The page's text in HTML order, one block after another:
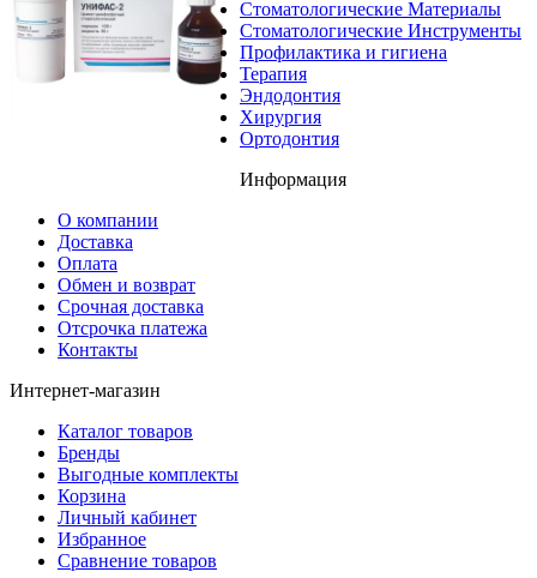
Стоматологические Материалы
Стоматологические Инструменты
Профилактика и гигиена
Терапия
Эндодонтия
Хирургия
Ортодонтия
Информация
О компании
Доставка
Оплата
Обмен и возврат
Срочная доставка
Отсрочка платежа
Контакты
Интернет-магазин
Каталог товаров
Бренды
Выгодные комплекты
Корзина
Личный кабинет
Избранное
Сравнение товаров